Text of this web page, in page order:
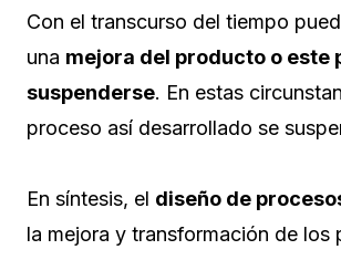
Con el transcurso del tiempo
una mejora del producto o este
suspenderse. En estas
proceso así desarrollado se
En síntesis, el diseño de
la mejora y transformación de los